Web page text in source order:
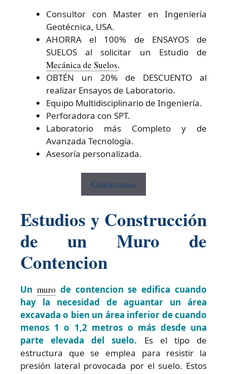
Consultor con Master en Ingeniería
Geotécnica, USA.
AHORRA el 100% de ENSAYOS de
SUELOS al solicitar un Estudio de
Mecánica de Suelos.
OBTÉN un 20% de DESCUENTO al
realizar Ensayos de Laboratorio.
Equipo Multidisciplinario de Ingeniería.
Perforadora con SPT.
Laboratorio más Completo y de
Avanzada Tecnología.
Asesoría personalizada.
Contáctanos
Estudios y Construcción
de un Muro de
Contencion
Un muro de contencion se edifica cuando
hay la necesidad de aguantar un área
excavada o bien un área inferior de cuando
menos 1 o 1,2 metros o más desde una
parte elevada del suelo. Es el tipo de
estructura que se emplea para resistir la
presión lateral provocada por el suelo. Estos